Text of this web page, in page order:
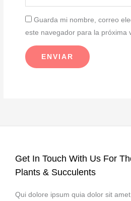
Guarda mi nombre, correo
este navegador para la próxima
Get In Touch With Us For
Plants & Succulents
Qui dolore ipsum quia dolor sit